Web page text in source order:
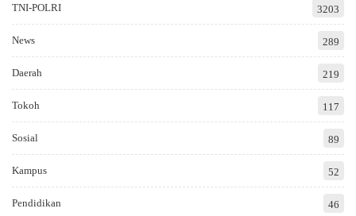
TNI-POLRI 3203
News 289
Daerah 219
Tokoh 117
Sosial 89
Kampus 52
Pendidikan 46